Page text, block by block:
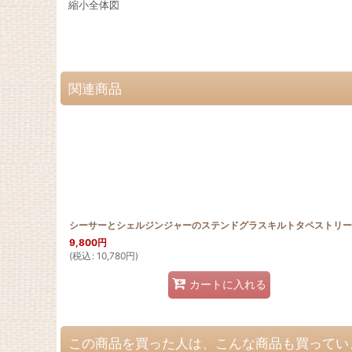
縮小全体図
関連商品
9,800円
(税込 : 10,780円)
カートに入れる
この商品を買った人は、こんな商品も買ってい